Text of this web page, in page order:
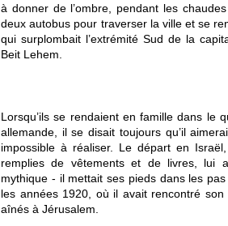
à donner de l’ombre, pendant les
deux autobus pour traverser la ville et se
qui surplombait l’extrémité Sud de la
Beit Lehem.
Lorsqu’ils se rendaient en famille dans le
allemande, il se disait toujours qu’il
impossible à réaliser. Le départ en
remplies de vêtements et de livres, lui
mythique - il mettait ses pieds dans les
les années 1920, où il avait rencontré
aînés à Jérusalem.